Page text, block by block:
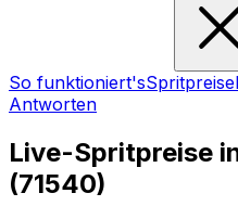
So funktioniert'sSpritpreise
Antworten
Live-Spritpreise
(71540)